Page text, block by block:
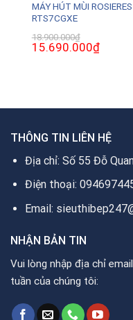
MÁY HÚT MÙI ROSIERES
RTS7CGXE
18.900.000₫
Giá
gốc
15.690.000₫Giá
hiện
THÔNG TIN LIÊN HỆ
Địa chỉ: Số 55 Đỗ
Điện thoại:
Email:
NHẬN BẢN TIN
Vui lòng nhập địa chỉ
tuần của chúng tôi: